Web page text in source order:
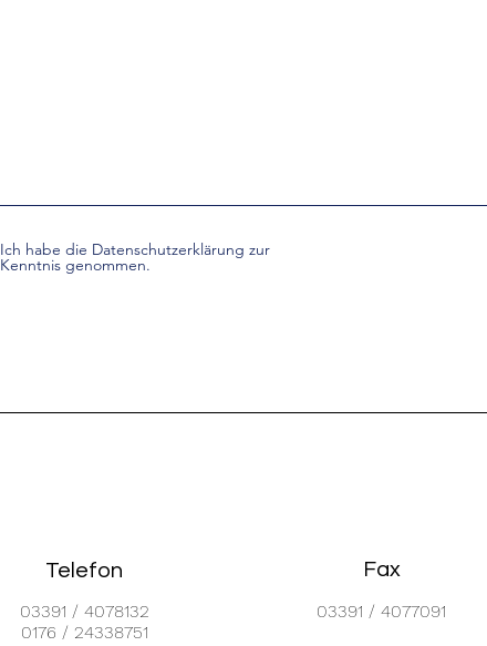
Ich habe die Datenschutzerklärung zur
Kenntnis genommen.
Telefon
03391 / 4078132
0176 / 24338751
Fax
03391 / 4077091